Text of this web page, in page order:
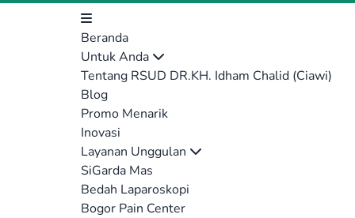
Beranda
Untuk Anda
Tentang RSUD DR.KH. Idham Chalid (Ciawi)
Blog
Promo Menarik
Inovasi
Layanan Unggulan
SiGarda Mas
Bedah Laparoskopi
Bogor Pain Center